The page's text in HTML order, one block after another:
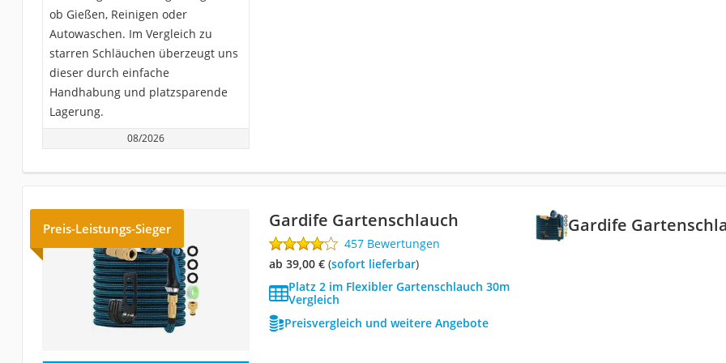
ob Gießen, Reinigen oder
Autowaschen. Im Vergleich zu
starren Schläuchen überzeugt uns
dieser durch einfache
Handhabung und platzsparende
Lagerung.
08/2026
Gardife
Preis-Leistungs-Sieger Gardife Gartenschlauch
457 Bewertungen
ab 39,00 €( Sofort lieferbar)
Platz 2 im Flexibler Gartenschlauch 30m
Vergleich
Preisvergleich und weitere Angebote